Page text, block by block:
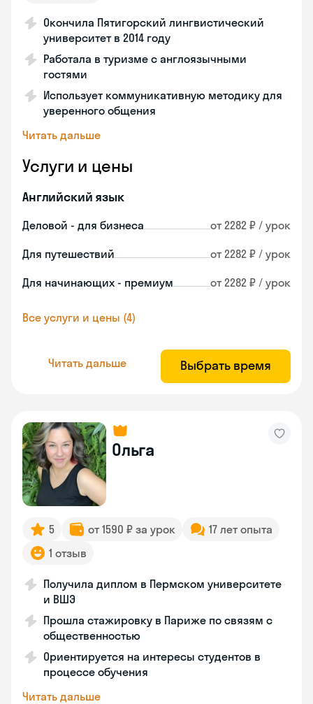
Окончила Пятигорский лингвистический
университет в 2014 году
Работала в туризме с англоязычными
гостями
Использует коммуникативную методику для
уверенного общения
Читать дальше
Услуги и цены
Английский язык
Деловой - для бизнеса от 2282 ₽ / урок
Для путешествий от 2282 ₽ / урок
Для начинающих - премиум от 2282 ₽ / урок
Все услуги и цены (4)
Читать дальше Выбрать время
Ольга
5 от 1590 ₽ за урок
17 лет опыта
1 отзыв
Получила диплом в Пермском университете
и ВШЭ
Прошла стажировку в Париже по связям с
общественностью
Ориентируется на интересы студентов в
процессе обучения
Читать дальше